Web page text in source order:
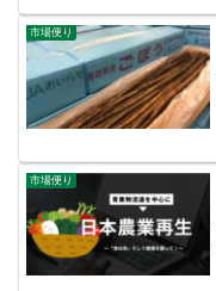
市場便り
市場便り